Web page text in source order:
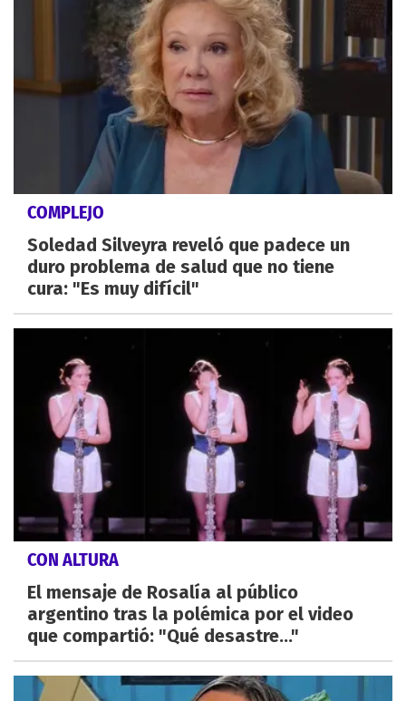
COMPLEJO
Soledad Silveyra reveló que padece un
duro problema de salud que no tiene
cura: "Es muy difícil"
CON ALTURA
El mensaje de Rosalía al público
argentino tras la polémica por el video
que compartió: "Qué desastre..."